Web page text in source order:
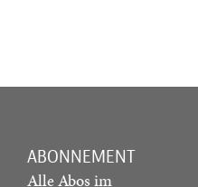
ABONNEMENT
Alle Abos im